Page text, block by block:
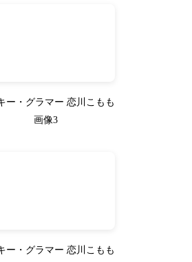
ー・グラマー 恋川こもも
画像3
ー・グラマー 恋川こもも